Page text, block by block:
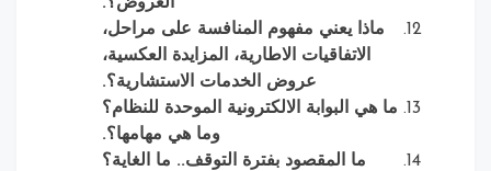
ماذا يعني مفهوم المنافسة على مراحل،
الاتفاقيات الاطارية، المزايدة العكسية،
عروض الخدمات الاستشارية؟.
ما هي البوابة الالكترونية الموحدة للنظام؟
وما هي مهامها؟.
ما المقصود بفترة التوقف.. ما الغاية؟